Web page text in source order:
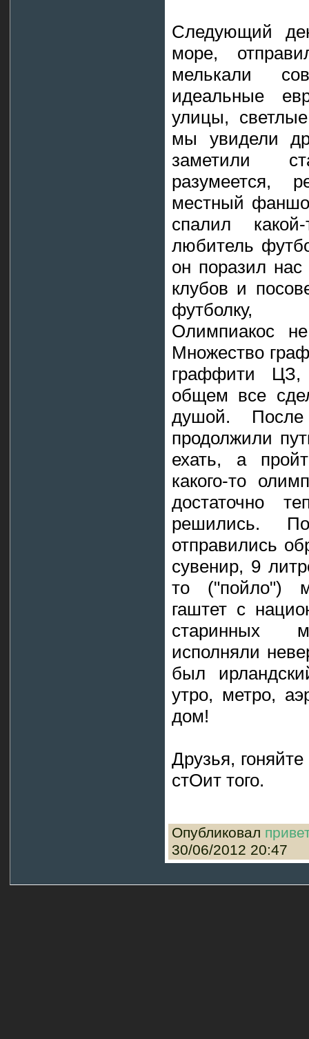
Следующий
море,
мелькали
идеальные
улицы,
мы увидели
заметили
разумеется,
местный
спалил
любитель
он поразил
клубов и
футболку,
Олимпиакос
Множество
граффити
общем все
душой.
продолжили
ехать, а
какого-то
достаточно
решились.
отправились
сувенир, 9
то ("пойло")
гаштет с
старинных
исполняли
был
утро, метро,
дом!
Друзья,
стОит того.
Опубликовал
30/06/2012 20:47